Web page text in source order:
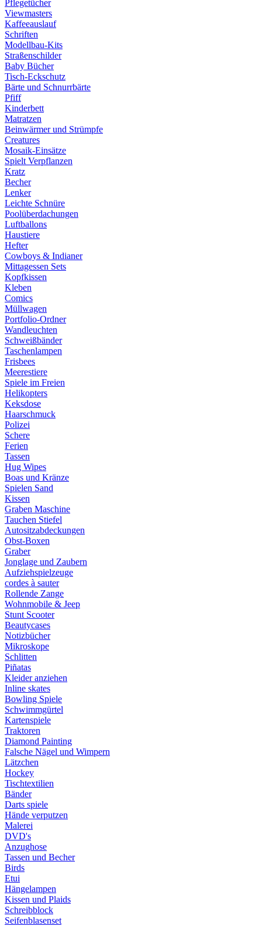
Pflegetücher
Viewmasters
Kaffeeauslauf
Schriften
Modellbau-Kits
Straßenschilder
Baby Bücher
Tisch-Eckschutz
Bärte und Schnurrbärte
Pfiff
Kinderbett
Matratzen
Beinwärmer und Strümpfe
Creatures
Mosaik-Einsätze
Spielt Verpflanzen
Kratz
Becher
Lenker
Leichte Schnüre
Poolüberdachungen
Luftballons
Haustiere
Hefter
Cowboys & Indianer
Mittagessen Sets
Kopfkissen
Kleben
Comics
Müllwagen
Portfolio-Ordner
Wandleuchten
Schweißbänder
Taschenlampen
Frisbees
Meerestiere
Spiele im Freien
Helikopters
Keksdose
Haarschmuck
Polizei
Schere
Ferien
Tassen
Hug Wipes
Boas und Kränze
Spielen Sand
Kissen
Graben Maschine
Tauchen Stiefel
Autositzabdeckungen
Obst-Boxen
Graber
Jonglage und Zaubern
Aufziehspielzeuge
cordes à sauter
Rollende Zange
Wohnmobile & Jeep
Stunt Scooter
Beautycases
Notizbücher
Mikroskope
Schlitten
Piñatas
Kleider anziehen
Inline skates
Bowling Spiele
Schwimmgürtel
Kartenspiele
Traktoren
Diamond Painting
Falsche Nägel und Wimpern
Lätzchen
Hockey
Tischtextilien
Bänder
Darts spiele
Hände verputzen
Malerei
DVD's
Anzughose
Tassen und Becher
Birds
Etui
Hängelampen
Kissen und Plaids
Schreibblock
Seifenblasenset